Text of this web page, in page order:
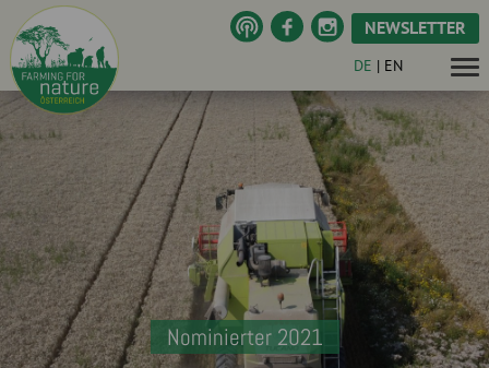
NEWSLETTER
DE | EN
Nominierter 2021